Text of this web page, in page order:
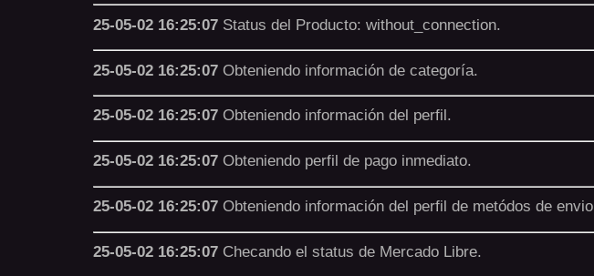
25-05-02 16:25:07 Status del Producto: without_connection.
25-05-02 16:25:07 Obteniendo información de categoría.
25-05-02 16:25:07 Obteniendo información del perfil.
25-05-02 16:25:07 Obteniendo perfil de pago inmediato.
25-05-02 16:25:07 Obteniendo información del perfil de metódos de envio
25-05-02 16:25:07 Checando el status de Mercado Libre.